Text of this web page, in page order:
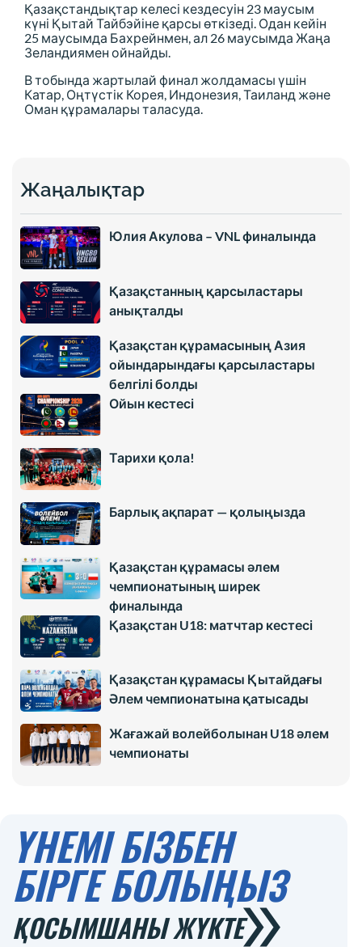
Қазақстандықтар келесі кездесуін 23 маусым
күні Қытай Тайбэйіне қарсы өткізеді. Одан кейін
25 маусымда Бахрейнмен, ал 26 маусымда Жаңа
Зеландиямен ойнайды.
В тобында жартылай финал жолдамасы үшін
Катар, Оңтүстік Корея, Индонезия, Таиланд және
Оман құрамалары таласуда.
Жаңалықтар
Юлия Акулова – VNL финалында
Қазақстанның қарсыластары
анықталды
Қазақстан құрамасының Азия
ойындарындағы қарсыластары
белгілі болды
Ойын кестесі
Тарихи қола!
Барлық ақпарат — қолыңызда
Қазақстан құрамасы әлем
чемпионатының ширек
финалында
Қазақстан U18: матчтар кестесі
Қазақстан құрамасы Қытайдағы
Әлем чемпионатына қатысады
Жағажай волейболынан U18 әлем
чемпионаты
ҮНЕМІ БІЗБЕН
БІРГЕ БОЛЫҢЫЗ
ҚОСЫМШАНЫ ЖҮКТЕ